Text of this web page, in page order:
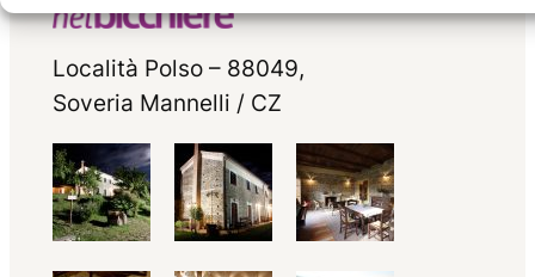
Località Polso – 88049,
Soveria Mannelli / CZ